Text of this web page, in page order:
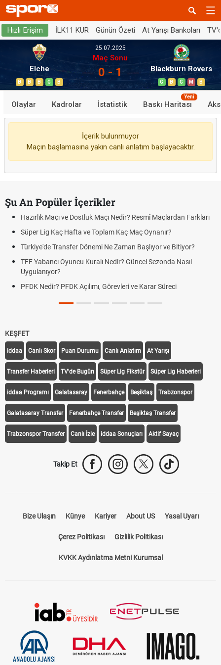
Hızlı Erişim İLK11 KUR Günün Özeti At Yarışı Bankoları
Elche
B B B G B
25.07.2025
Maç Sonu
0 - 1 Blackburn Rovers
G B G M B
Olaylar Kadrolar İstatistik Baskı Haritası
Yeni
İçerik bulunmuyor
Maçın başlamasına yakın canlı anlatım başlayacaktır.
Şu An Popüler İçerikler
Hazırlık Maçı ve Dostluk Maçı Nedir? Resmî Maçlardan Farkları
Süper Lig Kaç Hafta ve Toplam Kaç Maç Oynanır?
Türkiye'de Transfer Dönemi Ne Zaman Başlıyor ve Bitiyor?
TFF Yabancı Oyuncu Kuralı Nedir? Güncel Sezonda Nasıl
Uygulanıyor?
PFDK Nedir? PFDK Açılımı, Görevleri ve Karar Süreci
KEŞFET
iddaa Canlı Skor Puan Durumu Canlı Anlatım At Yarışı
Transfer Haberleri TV'de Bugün Süper Lig Fikstür Süper Lig Haberleri
iddaa Programı Galatasaray Fenerbahçe Beşiktaş Trabzonspor
Galatasaray Transfer Fenerbahçe Transfer Beşiktaş Transfer
Trabzonspor Transfer Canlı İzle iddaa Sonuçları Aktif Sayaç
Takip Et
Bize Ulaşın Künye Kariyer About US Yasal Uyarı
Çerez Politikası Gizlilik Politikası
KVKK Aydınlatma Metni Kurumsal